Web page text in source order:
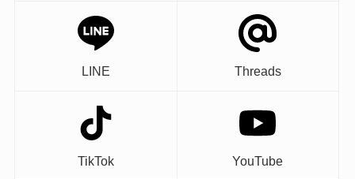
LINE Threads
TikTok YouTube